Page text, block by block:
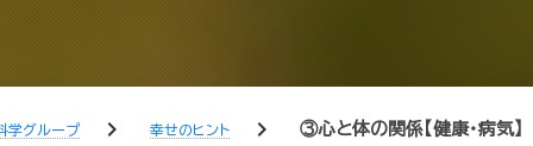
学グループ chevron_right 幸せのヒント chevron_right ③心と体の関係【健康・病気】